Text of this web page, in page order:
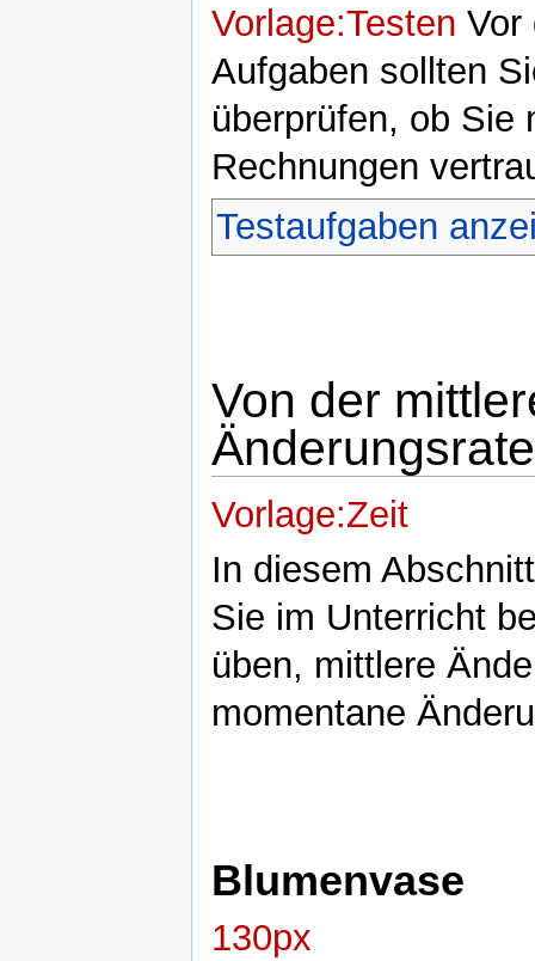
Vorlage:Testen Vor
Aufgaben sollten
überprüfen, ob Sie
Rechnungen
Testaufgaben
Von der
Änderungsrate
Vorlage:Zeit
In diesem
Sie im Unterricht
üben, mittlere
momentane
Blumenvase
130px